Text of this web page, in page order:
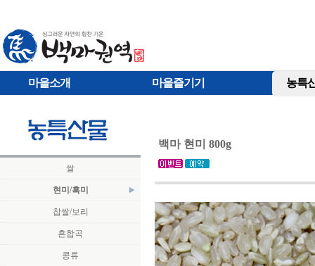
마을소개 마을즐기기 농특
쌀
현미/흑미
찹쌀/보리
혼합곡
콩류
백마 현미 800g